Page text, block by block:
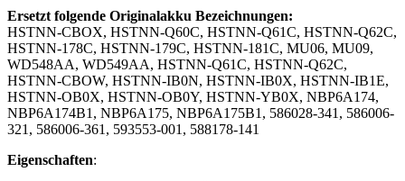
Ersetzt folgende Originalakku Bezeichnungen:
HSTNN-CBOX, HSTNN-Q60C, HSTNN-Q61C, HSTNN-Q62C,
HSTNN-178C, HSTNN-179C, HSTNN-181C, MU06, MU09,
WD548AA, WD549AA, HSTNN-Q61C, HSTNN-Q62C,
HSTNN-CBOW, HSTNN-IB0N, HSTNN-IB0X, HSTNN-IB1E,
HSTNN-OB0X, HSTNN-OB0Y, HSTNN-YB0X, NBP6A174,
NBP6A174B1, NBP6A175, NBP6A175B1, 586028-341, 586006-
321, 586006-361, 593553-001, 588178-141
Eigenschaften: